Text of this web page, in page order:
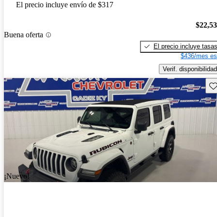
El precio incluye envío de $317
Buena oferta
El precio incluye tasas
$436/mes
Verif. disponibilidad
¡Nuevo!